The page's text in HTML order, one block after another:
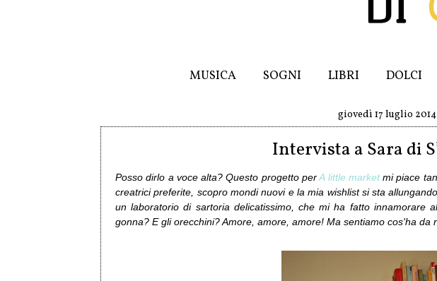
MUSICA SOGNI LIBRI DOLCI
giovedì 17 luglio 2014
Intervista a Sara di
Posso dirlo a voce alta? Questo progetto perA little marketmi piace
creatrici preferite, scopro mondi nuovi e la mia wishlist si sta
un laboratorio di sartoria delicatissimo, che mi ha fatto innamorare
gonna? E gli orecchini? Amore, amore, amore! Ma sentiamo cos'ha da